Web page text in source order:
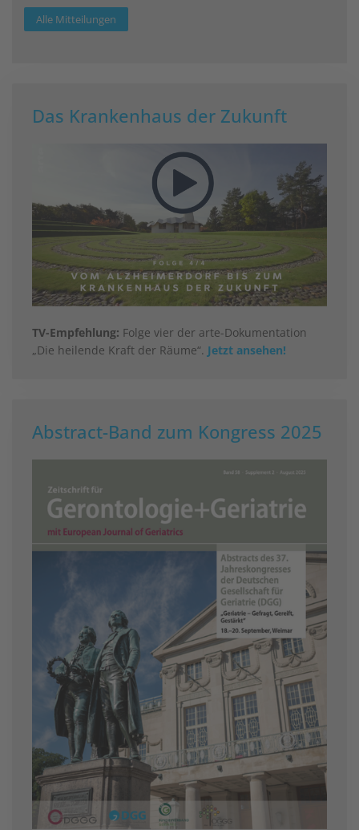
Alle Mitteilungen
Das Krankenhaus der Zukunft
TV-Empfehlung: Folge vier der arte-Dokumentation
„Die heilende Kraft der Räume“. Jetzt ansehen!
Abstract-Band zum Kongress 2025